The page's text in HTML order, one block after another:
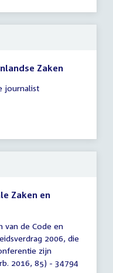
Zaken
journalist
Zaken en
van de Code en
2006, die
zijn
2016, 85) - 34794